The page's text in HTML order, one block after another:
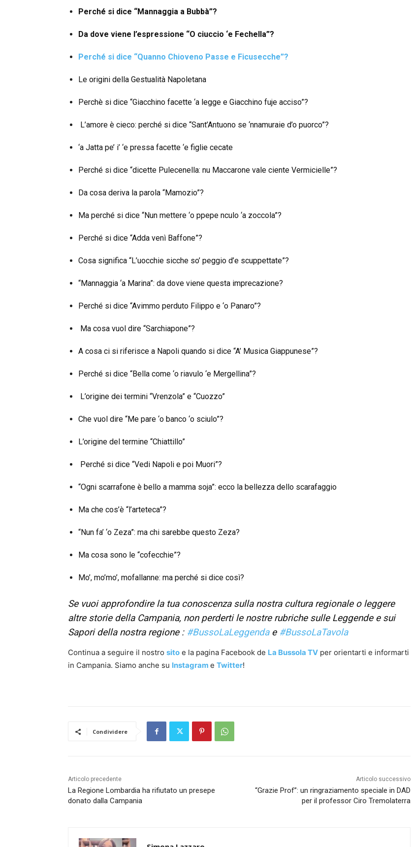
Perché si dice “Mannaggia a Bubbà”?
Da dove viene l’espressione “O ciuccio ‘e Fechella”?
Perché si dice “Quanno Chioveno Passe e Ficusecche”?
Le origini della Gestualità Napoletana
Perchè si dice “Giacchino facette ‘a legge e Giacchino fuje acciso”?
L’amore è cieco: perché si dice “Sant’Antuono se ‘nnamuraie d’o puorco”?
‘a Jatta pe’ i’ ‘e pressa facette ‘e figlie cecate
Perché si dice “dicette Pulecenella: nu Maccarone vale ciente Vermicielle”?
Da cosa deriva la parola “Mamozio”?
Ma perché si dice “Nun mettere ‘o ppepe nculo ‘a zoccola”?
Perché si dice “Adda venì Baffone”?
Cosa significa “L’uocchie sicche so’ peggio d’e scuppettate”?
“Mannaggia ‘a Marina”: da dove viene questa imprecazione?
Perché si dice “Avimmo perduto Filippo e ‘o Panaro”?
Ma cosa vuol dire “Sarchiapone”?
A cosa ci si riferisce a Napoli quando si dice “A’ Musica Giappunese”?
Perché si dice “Bella come ‘o riavulo ‘e Mergellina”?
L’origine dei termini “Vrenzola” e “Cuozzo”
Che vuol dire “Me pare ‘o banco ‘o sciulo”?
L’origine del termine “Chiattillo”
Perché si dice “Vedi Napoli e poi Muori”?
“Ogni scarrafone è bello a mamma soja”: ecco la bellezza dello scarafaggio
Ma che cos’è “l’arteteca”?
“Nun fa’ ‘o Zeza”: ma chi sarebbe questo Zeza?
Ma cosa sono le “cofecchie”?
Mo’, mo’mo’, mofallanne: ma perché si dice così?
Se vuoi approfondire la tua conoscenza sulla nostra cultura regionale o leggere
altre storie della Campania, non perderti le nostre rubriche sulle Leggende e sui
Sapori della nostra regione : #BussoLaLeggendae #BussoLaTavola
Continua a seguire il nostro sito e la pagina Facebook de La Bussola TV per orientarti e informarti
in Campania. Siamo anche su Instagram e Twitter!
Condividere
Articolo precedente
La Regione Lombardia ha rifiutato un presepe
donato dalla Campania
Articolo successivo
“Grazie Prof”: un ringraziamento speciale in DAD
per il professor Ciro Tremolaterra